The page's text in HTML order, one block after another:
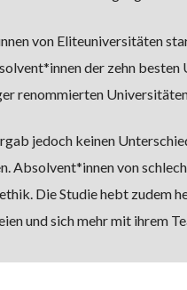
von Eliteuniversitäten
der zehn besten
renommierten
jedoch keinen
Absolvent*innen von
Die Studie hebt zudem
und sich mehr mit ihrem